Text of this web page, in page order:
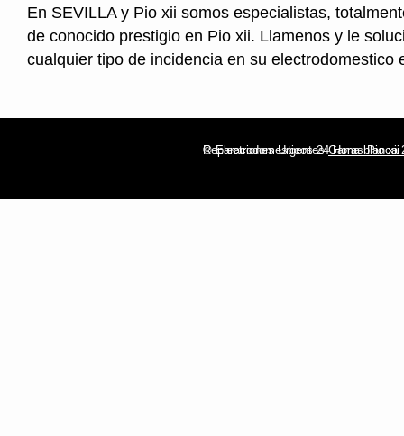
En SEVILLA y Pio xii somos especialistas,
de conocido prestigio en Pio xii. Llamenos y le
cualquier tipo de incidencia en su electrodomestico
© Electrodomesticos 24 Horas Pio xii
Reparaciones UrgentesGama blanca